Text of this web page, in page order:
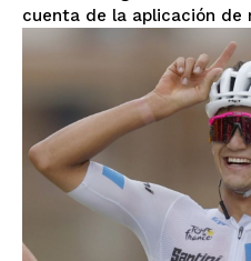
cuenta de la aplicación de